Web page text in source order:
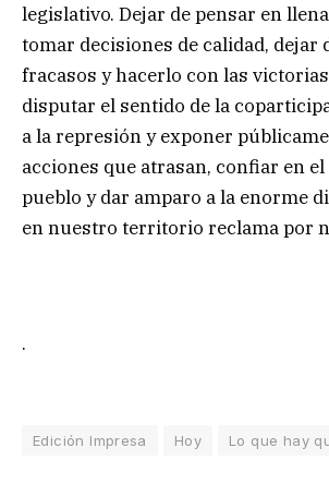
legislativo. Dejar de pensar en
tomar decisiones de calidad, dejar
fracasos y hacerlo con las
disputar el sentido de la
a la represión y exponer
acciones que atrasan, confiar en
pueblo y dar amparo a la enorme
en nuestro territorio reclama por
.
Edición Impresa Hoy Lo que hay